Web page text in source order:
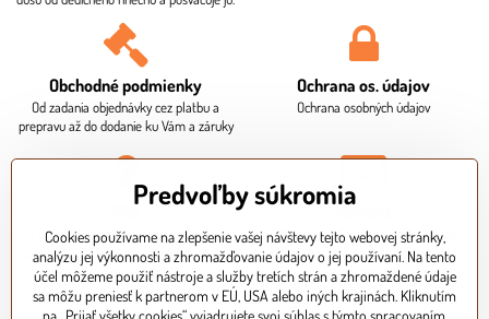
Obchodné podmienky
Od zadania objednávky cez platbu a
prepravu až do dodanie ku Vám a záruky
Ochrana os​. údajov
Ochrana osobných údajov
Čo je potrebné ku krstu? Aká je dodacia
doba? Ako mi bude doručený balík? Ako
zaplatím za objednávku?
Kontakt
Sídlo firmy, fakturačné údaje. Osobný
odber je potrebné dohodnúť vopred
telefonicky.
Predvoľby súkromia
Cookies používame na zlepšenie vašej návštevy tejto webovej stránky,
analýzu jej výkonnosti a zhromažďovanie údajov o jej používaní. Na tento
účel môžeme použiť nástroje a služby tretích strán a zhromaždené údaje
sa môžu preniesť k partnerom v EÚ, USA alebo iných krajinách. Kliknutím
na „Prijať všetky cookies“ vyjadrujete svoj súhlas s týmto spracovaním.